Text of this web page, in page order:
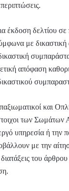
έκδοση δελτίου
με
απόφαση
και
των Σωμάτων
υπηρεσία ή την
με την
του